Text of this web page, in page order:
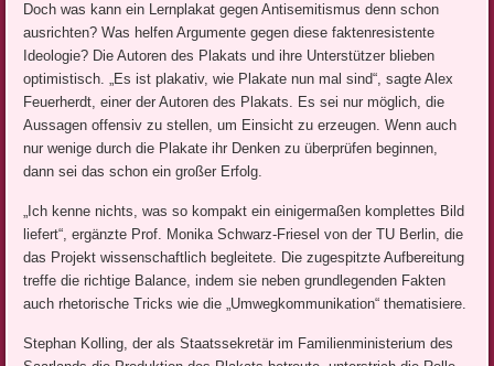
Doch was kann ein Lernplakat gegen Antisemitismus denn schon
ausrichten? Was helfen Argumente gegen diese faktenresistente
Ideologie? Die Autoren des Plakats und ihre Unterstützer blieben
optimistisch. „Es ist plakativ, wie Plakate nun mal sind“, sagte Alex
Feuerherdt, einer der Autoren des Plakats. Es sei nur möglich, die
Aussagen offensiv zu stellen, um Einsicht zu erzeugen. Wenn auch
nur wenige durch die Plakate ihr Denken zu überprüfen beginnen,
dann sei das schon ein großer Erfolg.
„Ich kenne nichts, was so kompakt ein einigermaßen komplettes Bild
liefert“, ergänzte Prof. Monika Schwarz-Friesel von der TU Berlin, die
das Projekt wissenschaftlich begleitete. Die zugespitzte Aufbereitung
treffe die richtige Balance, indem sie neben grundlegenden Fakten
auch rhetorische Tricks wie die „Umwegkommunikation“ thematisiere.
Stephan Kolling, der als Staatssekretär im Familienministerium des